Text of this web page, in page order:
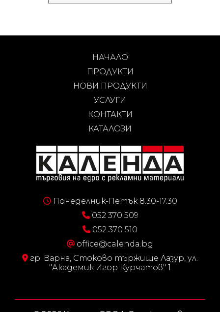
НАЧАЛО
ПРОДУКТИ
НОВИ ПРОДУКТИ
УСЛУГИ
КОНТАКТИ
КАТАЛОЗИ
Понеделник-Петък 8.30-17.30
052 370 509
052 370 510
office@calenda.bg
гр. Варна, Стоково тържище Лазур, ул.
"Академик Игор Курчатов" 1